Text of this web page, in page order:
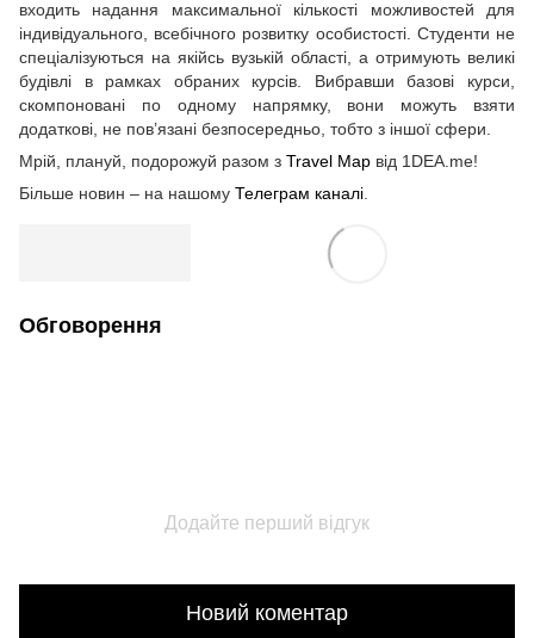
входить надання максимальної кількості можливостей для
індивідуального, всебічного розвитку особистості. Студенти не
спеціалізуються на якійсь вузькій області, а отримують великі
будівлі в рамках обраних курсів. Вибравши базові курси,
скомпоновані по одному напрямку, вони можуть взяти
додаткові, не пов’язані безпосередньо, тобто з іншої сфери.
Мрій, плануй, подорожуй разом з Travel Map від 1DEA.me!
Більше новин – на нашому Телеграм каналі
Обговорення
Додайте перший відгук
Новий коментар